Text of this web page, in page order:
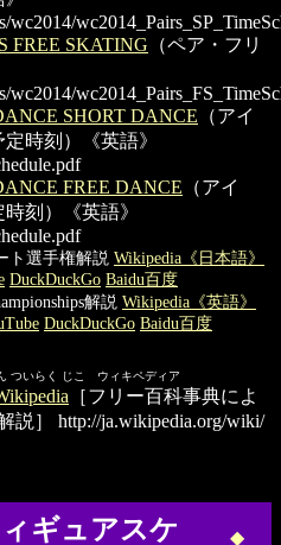
wc2014/
FREE SKATING （ペア・フリ
wc2014/
SHORT DANCE （アイ
時刻）《英語》
FREE DANCE （アイ
刻）《英語》
ト選手権解説 Wikipedia《日本語》
DuckDuckGo Baidu百度
解説 Wikipedia《英語》
DuckDuckGo Baidu百度
ついらく じこ ウィキペディア
［フリー百科事典によ
説］
http://ja.wikipedia.org/wiki/
ギュアスケ
◆